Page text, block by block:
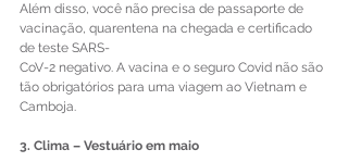
Além disso, você não precisa de passaporte de
vacinação, quarentena na chegada e certificado
de teste SARS-
CoV-2 negativo. A vacina e o seguro Covid não são
tão obrigatórios para uma viagem ao Vietnam e
Camboja.
3. Clima – Vestuário em maio